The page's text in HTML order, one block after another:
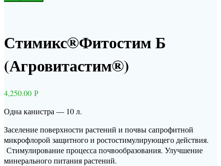
Стимикс®Фитостим Б
(Агровитастим®)
4,250.00 Р
Одна канистра — 10 л.
Заселение поверхности растений и почвы сапрофитной
микрофлорой защитного и ростостимулирующего действия.
Стимулирование процесса почвообразования. Улучшение
минерального питания растений.